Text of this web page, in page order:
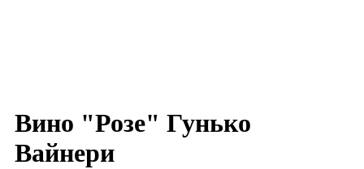
Вино "Розе" Гунько
Вайнери